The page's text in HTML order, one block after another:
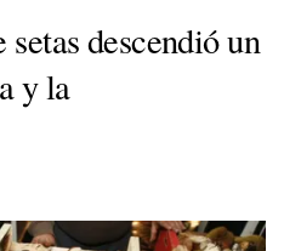
descendió un
y la